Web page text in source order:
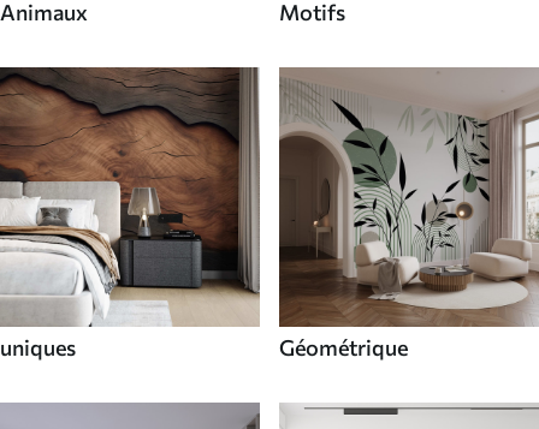
Animaux Motifs
uniques Géométrique